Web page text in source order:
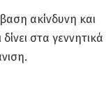
ακίνδυνη και
στα γεννητικά